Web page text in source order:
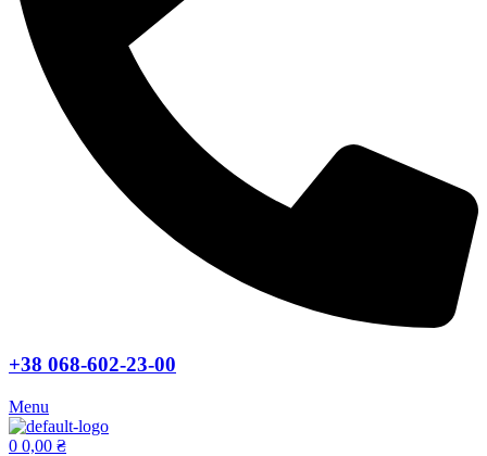
+38 068-602-23-00
Menu
0 0,00 ₴